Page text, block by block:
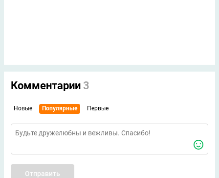
Комментарии 3
Новые Популярные Первые
Отправить